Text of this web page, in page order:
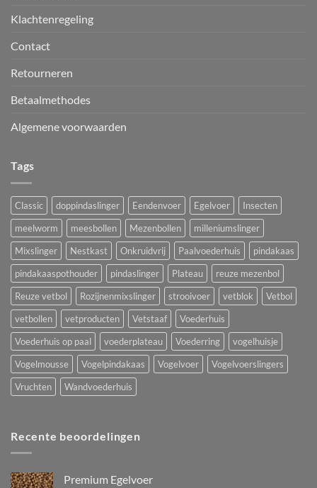
Klachtenregeling
Contact
Retourneren
Betaalmethodes
Algemene voorwaarden
Tags
Classic doppindaslinger Eendenvoer Egelvoer
Insecten
meelworm
meesbollen Mezenbollen
milleniumslinger
Mixslinger
Nestkast Onkruidvrij Paalvoederhuis
pindakaas
pindakaaspothouder
pindaslinger Plateau
reuze mezenbol
Reuze vetbol
Rozijnenmixslinger strooivoer vetblok
Vetbol
vetbollen
vetproducten Vetstaaf
Voederhuis
Voederhuis op paal
voederplateau Voederring
vogelhuisje
Vogelmousse
Vogelpindakaas Vogelvoer
Vogelvoerslingers
Vruchten
Wandvoederhuis
Recente beoordelingen
Premium Egelvoer